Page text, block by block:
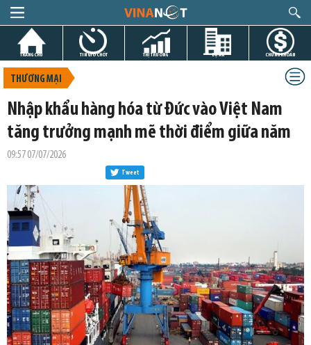
TRANG CHỦ TIN GIỜ CHÓT THỊ TRƯỜNG DỰ ÁN CHỨNG KHOÁN
THƯƠNG MẠI
Nhập khẩu hàng hóa từ Đức vào Việt Nam
tăng trưởng mạnh mẽ thời điểm giữa năm
09:57 07/07/2026
Tweet